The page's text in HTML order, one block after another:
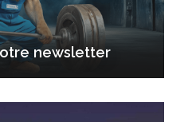
newsletter